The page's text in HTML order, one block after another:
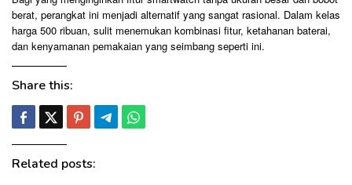
berat, perangkat ini menjadi alternatif yang sangat rasional. Dalam kelas
harga 500 ribuan, sulit menemukan kombinasi fitur, ketahanan baterai,
dan kenyamanan pemakaian yang seimbang seperti ini.
Share this:
Related posts: